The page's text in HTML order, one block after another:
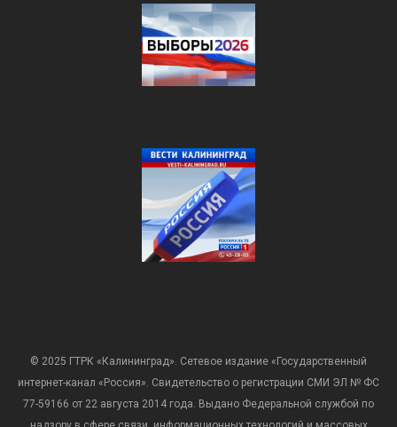
© 2025 ГТРК «Калининград». Сетевое издание «Государственный
интернет-канал «Россия». Свидетельство о регистрации СМИ ЭЛ № ФС
77-59166 от 22 августа 2014 года. Выдано Федеральной службой по